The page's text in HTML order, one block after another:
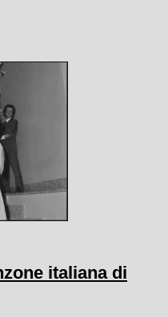
italiana di